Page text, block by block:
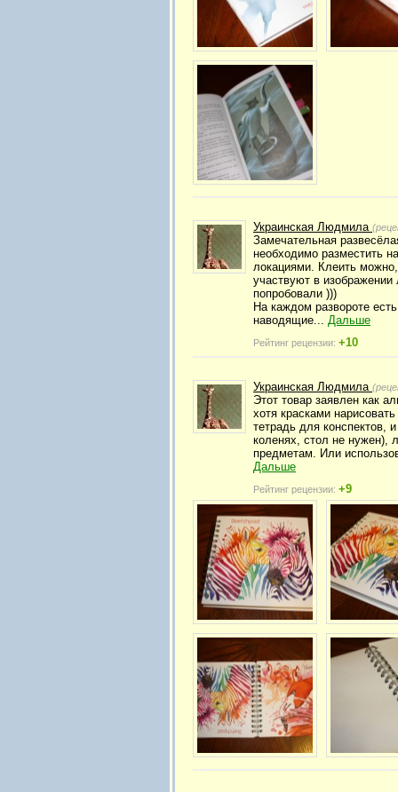
Украинская Людмила
Замечательная
необходимо разместить
локациями. Клеить
участвуют в
попробовали )))
На каждом развороте
наводящие... Дальше
Рейтинг рецензии: +10
Украинская Людмила
Этот товар заявлен как
хотя красками
тетрадь для конспектов,
коленях, стол не нужен),
предметам. Или
Дальше
Рейтинг рецензии: +9